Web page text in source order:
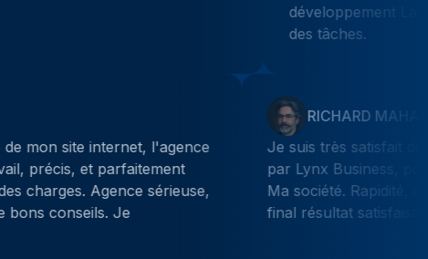
développement Laravel. Gestion fluide et
Sollicitée pour la refonte de mon site internet, l'agence
a fourni un excellent travail, précis, et parfaitement
conforme à mon cahier des charges. Agence sérieuse,
très professionnelle et de bons conseils. Je